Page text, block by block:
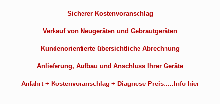
Sicherer Kostenvoranschlag
Verkauf von Neugeräten und Gebrautgeräten
Kundenorientierte übersichtliche Abrechnung
Anlieferung, Aufbau und Anschluss Ihrer Geräte
Anfahrt + Kostenvoranschlag + Diagnose Preis:….Info hier